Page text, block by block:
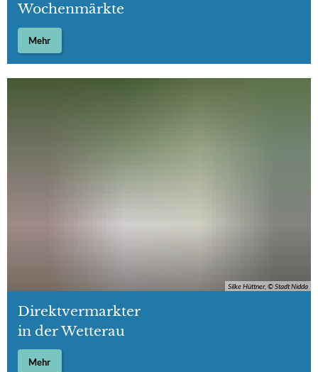
Wochenmärkte
Mehr
Silke Hüttner, © Stadt Nidda
Direktvermarkter
in der Wetterau
Mehr